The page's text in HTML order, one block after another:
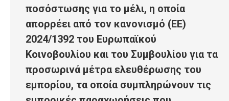
ποσόστωσης για το μέλι, η οποία
απορρέει από τον κανονισμό (ΕΕ)
2024/1392 του Ευρωπαϊκού
Κοινοβουλίου και του Συμβουλίου για τα
προσωρινά μέτρα ελευθέρωσης του
εμπορίου, τα οποία συμπληρώνουν τις